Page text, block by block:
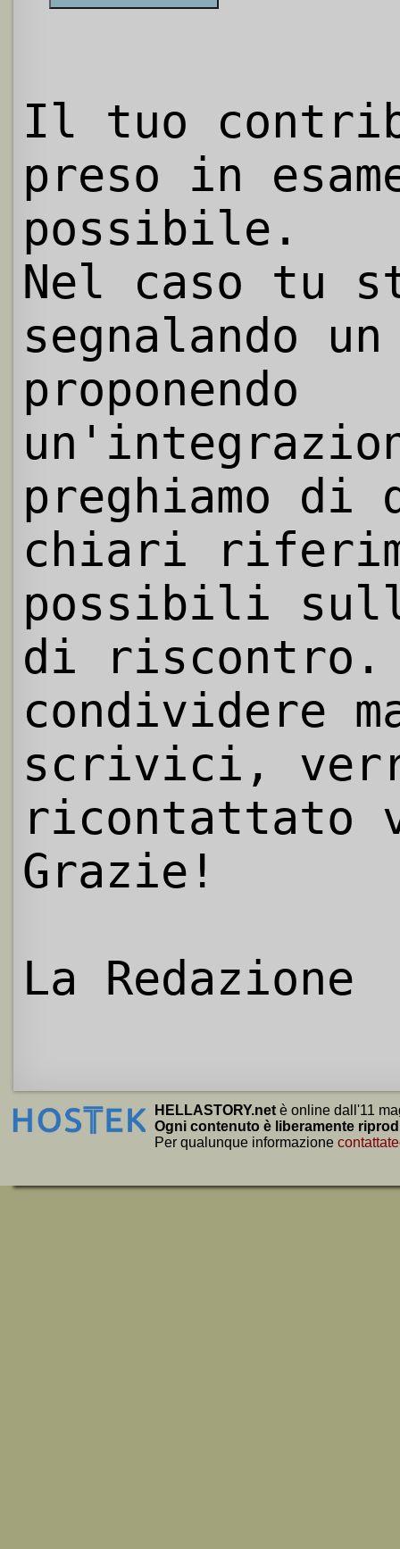
Il tuo
preso in
possibile.
Nel caso tu
segnalando
proponendo
preghiamo
chiari
possibili
di riscontro.
condividere
scrivici,
ricontattato
Grazie!
La Redazione
HELLASTORY.net è online dall'11
Ogni contenuto è liberamente
Per qualunque informazione